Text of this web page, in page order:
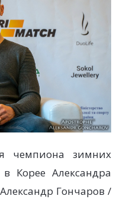
чемпиона зимних
Корее Александра
Гончаров /